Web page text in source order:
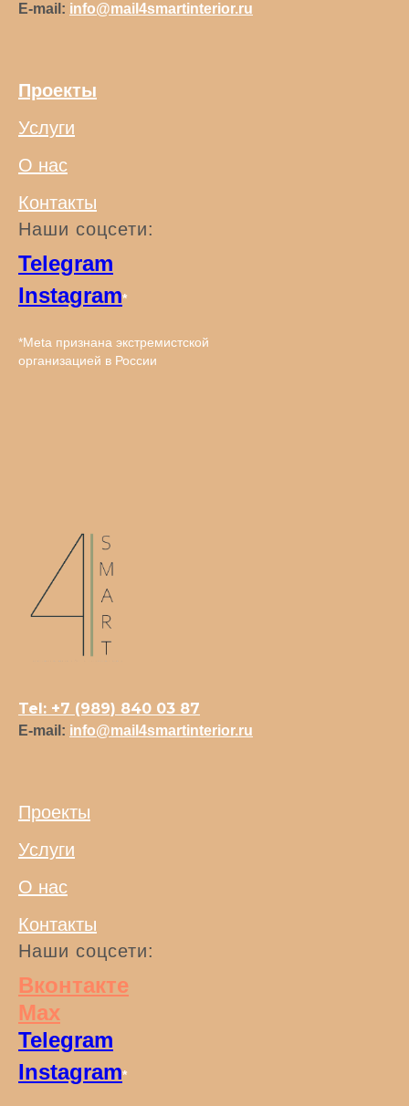
E-mail: info@mail4smartinterior.ru
Проекты
Услуги
О нас
Контакты
Наши соцсети:
Telegram
Instagram*
*Meta признана экстремистcкой
организацией в России
Tel: +7 (989) 840 03 87
E-mail: info@mail4smartinterior.ru
Проекты
Услуги
О нас
Контакты
Наши соцсети:
Вконтакте
Max
Telegram
Instagram*